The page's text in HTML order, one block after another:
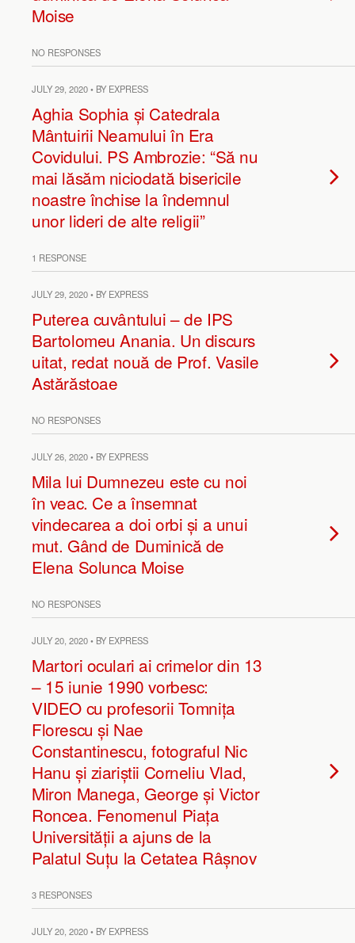
Moise
NO RESPONSES
JULY 29, 2020 • BY EXPRESS
Aghia Sophia și Catedrala
Mântuirii Neamului în Era
Covidului. PS Ambrozie: “Să nu
mai lăsăm niciodată bisericile
noastre închise la îndemnul
unor lideri de alte religii”
1 RESPONSE
JULY 29, 2020 • BY EXPRESS
Puterea cuvântului – de IPS
Bartolomeu Anania. Un discurs
uitat, redat nouă de Prof. Vasile
Astărăstoae
NO RESPONSES
JULY 26, 2020 • BY EXPRESS
Mila lui Dumnezeu este cu noi
în veac. Ce a însemnat
vindecarea a doi orbi și a unui
mut. Gând de Duminică de
Elena Solunca Moise
NO RESPONSES
JULY 20, 2020 • BY EXPRESS
Martori oculari ai crimelor din 13
– 15 iunie 1990 vorbesc:
VIDEO cu profesorii Tomnița
Florescu și Nae
Constantinescu, fotograful Nic
Hanu și ziariștii Corneliu Vlad,
Miron Manega, George și Victor
Roncea. Fenomenul Piața
Universității a ajuns de la
Palatul Suțu la Cetatea Râșnov
3 RESPONSES
JULY 20, 2020 • BY EXPRESS